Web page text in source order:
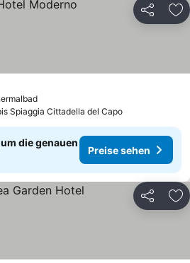
Teilen
Preise sehen
Spiaggia Cittadella del Capo
die genauen
Preise sehen
Teilen